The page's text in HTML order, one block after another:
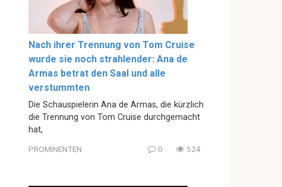
Nach ihrer Trennung von Tom Cruise
wurde sie noch strahlender: Ana de
Armas betrat den Saal und alle
verstummten
Die Schauspielerin Ana de Armas, die kürzlich
die Trennung von Tom Cruise durchgemacht
hat,
PROMINENTEN 0 524